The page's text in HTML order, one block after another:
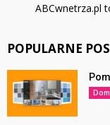
ABCwnetrza.pl
POPULARNE
Dom